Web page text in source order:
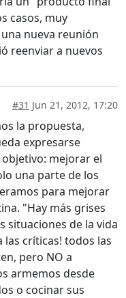
casos, muy
nueva reunión
reenviar a nuevos
#31 Jun 21, 2012, 17:20
la propuesta,
expresarse
mejorar el
una parte de los
para mejorar
"Hay más grises
situaciones de la vida
las críticas! todos las
pero NO a
armemos desde
o cocinar sus